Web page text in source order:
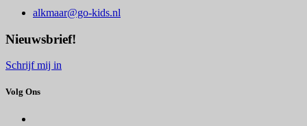
alkmaar@go-kids.nl
Nieuwsbrief!
Schrijf mij in
Volg Ons